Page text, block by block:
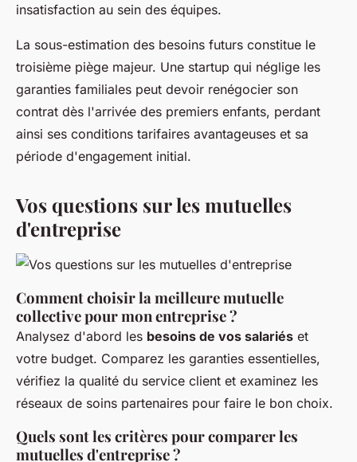
insatisfaction au sein des équipes.
La sous-estimation des besoins futurs constitue le
troisième piège majeur. Une startup qui néglige les
garanties familiales peut devoir renégocier son
contrat dès l'arrivée des premiers enfants, perdant
ainsi ses conditions tarifaires avantageuses et sa
période d'engagement initial.
Vos questions sur les mutuelles
d'entreprise
Comment choisir la meilleure mutuelle
collective pour mon entreprise ?
Analysez d'abord les besoins de vos salariés et
votre budget. Comparez les garanties essentielles,
vérifiez la qualité du service client et examinez les
réseaux de soins partenaires pour faire le bon choix.
Quels sont les critères pour comparer les
mutuelles d'entreprise ?